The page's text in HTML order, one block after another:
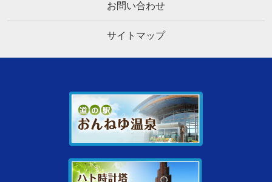
お問い合わせ
サイトマップ